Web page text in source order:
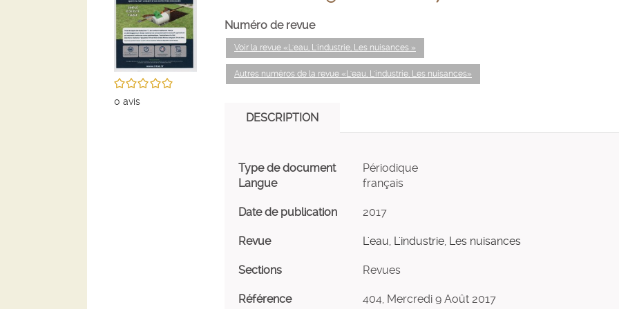
/5
0 avis
Numéro de revue
Voir la revue «L'eau, L'industrie, Les nuisances »
Autres numéros de la revue «L'eau, L'industrie, Les nuisances»
DESCRIPTION
Type de document
Périodique
Langue
français
Date de publication 2017
Revue L'eau, L'industrie, Les nuisances
Sections Revues
Référence 404, Mercredi 9 Août 2017